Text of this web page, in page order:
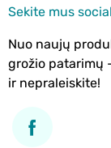
Sekite mus
Nuo naujų
grožio patarimų
ir nepraleiskite!